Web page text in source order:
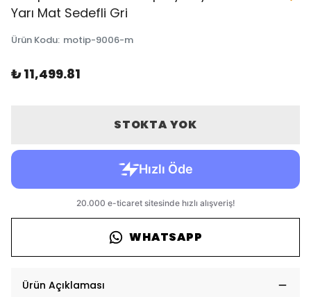
Yarı Mat Sedefli Gri
Ürün Kodu: motip-9006-m
₺ 11,499.81
STOKTA YOK
WHATSAPP
Ürün Açıklaması